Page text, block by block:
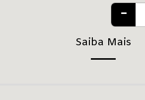
Saiba Mais